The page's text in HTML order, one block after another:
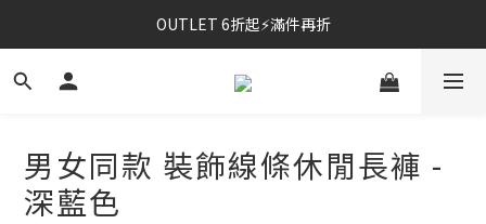
⚡春夏新品｜二件85折
OUTLET 6折起⚡滿件再折
⚡春夏新品｜二件85折
男女同款 裝飾線條休閒長褲 -
深藍色